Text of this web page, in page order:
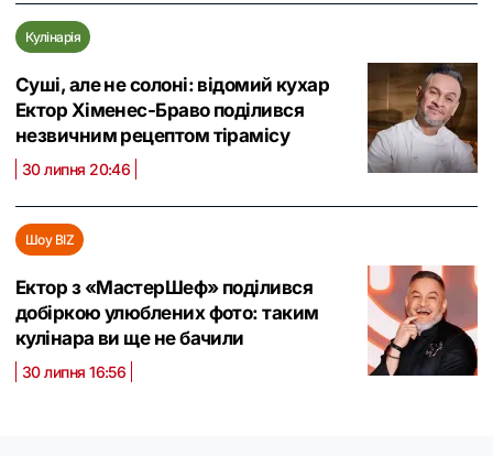
Кулінарія
Суші, але не солоні: відомий кухар
Ектор Хіменес-Браво поділився
незвичним рецептом тірамісу
30 липня 20:46
Шоу BIZ
Ектор з «МастерШеф» поділився
добіркою улюблених фото: таким
кулінара ви ще не бачили
30 липня 16:56